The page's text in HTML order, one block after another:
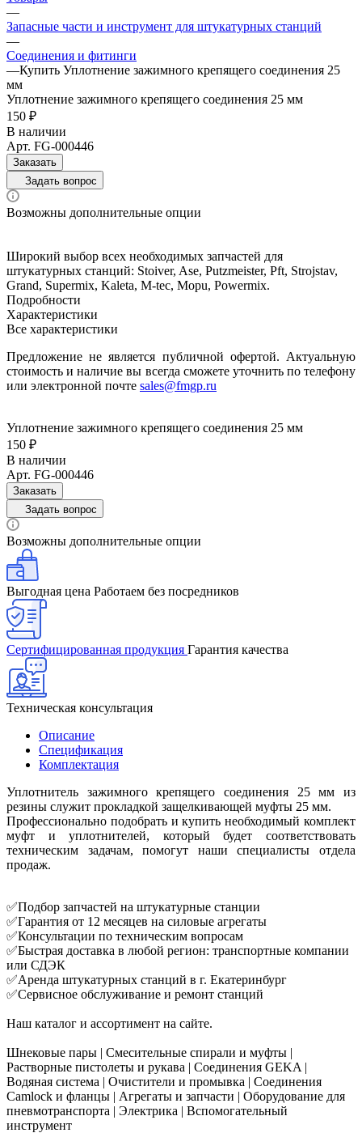
—
Запасные части и инструмент для штукатурных станций
—
Соединения и фитинги
—Купить Уплотнение зажимного крепящего соединения 25
мм
Уплотнение зажимного крепящего соединения 25 мм
150 ₽
В наличии
Арт. FG-000446
Заказать
Задать вопрос
Возможны дополнительные опции
Широкий выбор всех необходимых запчастей для
штукатурных станций: Stoiver, Ase, Putzmeister, Pft, Strojstav,
Grand, Supermix, Kaleta, M-tec, Mopu, Powermix.
Подробности
Характеристики
Все характеристики
Предложение не является публичной офертой. Актуальную
стоимость и наличие вы всегда сможете уточнить по телефону
или электронной почте sales@fmgp.ru
Уплотнение зажимного крепящего соединения 25 мм
150 ₽
В наличии
Арт. FG-000446
Заказать
Задать вопрос
Возможны дополнительные опции
Выгодная цена Работаем без посредников
Сертифицированная продукция Гарантия качества
Техническая консультация
Описание
Спецификация
Комплектация
Уплотнитель зажимного крепящего соединения 25 мм из
резины служит прокладкой защелкивающей муфты 25 мм.
Профессионально подобрать и купить необходимый комплект
муфт и уплотнителей, который будет соответствовать
техническим задачам, помогут наши специалисты отдела
продаж.
✅Подбор запчастей на штукатурные станции
✅Гарантия от 12 месяцев на силовые агрегаты
✅Консультации по техническим вопросам
✅Быстрая доставка в любой регион: транспортные компании
или СДЭК
✅Аренда штукатурных станций в г. Екатеринбург
✅Сервисное обслуживание и ремонт станций
Наш каталог и ассортимент на сайте.
Шнековые пары | Смесительные спирали и муфты |
Растворные пистолеты и рукава | Соединения GEKA |
Водяная система | Очистители и промывка | Соединения
Camlock и фланцы | Агрегаты и запчасти | Оборудование для
пневмотранспорта | Электрика | Вспомогательный
инструмент